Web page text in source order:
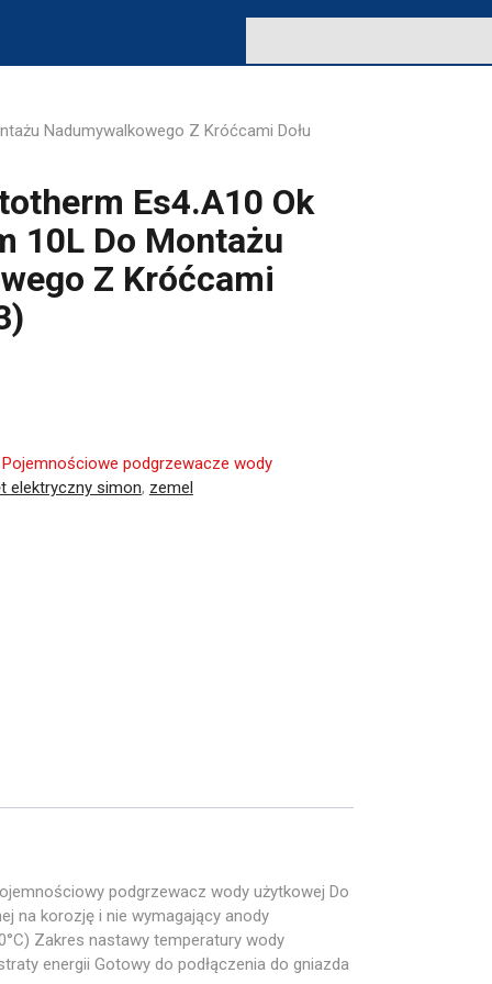
Nadumywalkowego Z Króćcami Dołu
Es4.A10 Ok
10L Do Montażu
Z Króćcami
Pojemnościowe podgrzewacze wody
elektryczny simon, zemel
podgrzewacz wody użytkowej Do
na korozję i nie wymagający anody
Zakres nastawy temperatury wody
energii Gotowy do podłączenia do gniazda